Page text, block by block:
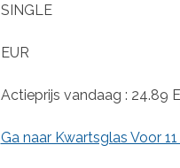
SINGLE
EUR
Actieprijs vandaag : 24.89
Ga naar Kwartsglas Voor